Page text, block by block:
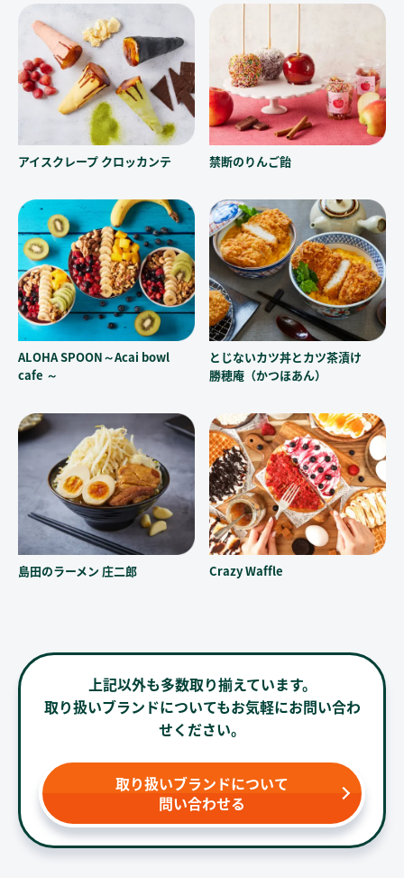
アイスクレープ クロッカンテ 禁断のりんご飴
ALOHA SPOON～Acai bowl
cafe ～
とじないカツ丼とカツ茶漬け
勝穂庵（かつほあん）
島田のラーメン 庄二郎 Crazy Waffle
上記以外も多数取り揃えています。
取り扱いブランドについてもお気軽にお問い合わ
せください。
取り扱いブランドについて
問い合わせる